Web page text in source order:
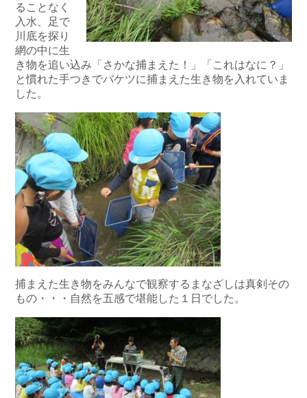
ることなく
入水、足で
川底を探り
網の中に生
き物を追い込み「さかな捕まえた！」「これはなに？」
と慣れた手つきでバケツに捕まえた生き物を入れていま
した。
捕まえた生き物をみんなで観察するまなざしは真剣その
もの・・・自然を五感で堪能した１日でした。